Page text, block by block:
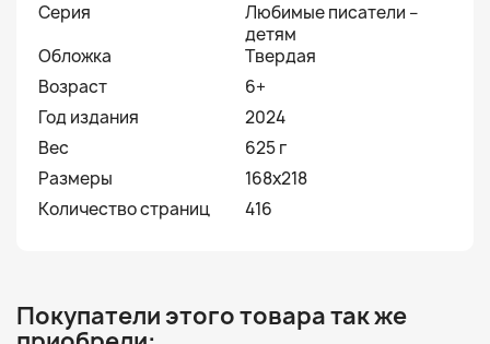
Серия
Любимые писатели –
детям
Обложка
Твердая
Возраст
6+
Год издания
2024
Вес
625 г
Размеры
168х218
Количество страниц
416
Покупатели этого товара так же